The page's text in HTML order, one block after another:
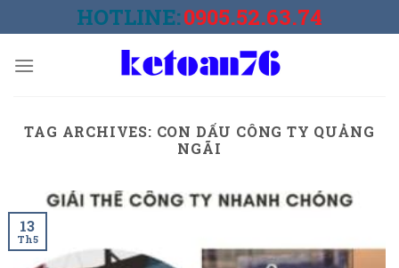
to
HOTLINE:0905.52.63.74
TAG ARCHIVES: CON DẤU CÔNG TY QUẢNG
NGÃI
13
Th5